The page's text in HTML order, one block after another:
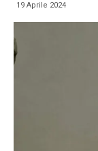
19 Aprile 2024